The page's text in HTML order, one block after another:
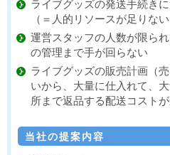
ライブグッズの発送手続き
（＝人的リソースが足りない
運営スタッフの人数が限ら
の管理まで手が回らない
ライブグッズの販売計画（
いから、大量に仕入れて、
所まで返品する配送コストが
当社の提案内容